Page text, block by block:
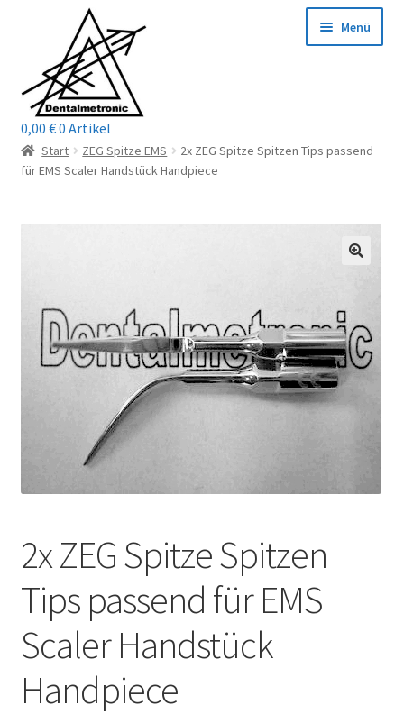
Navigation
springen
springen
Menü
Home
Reparaturservice
öffnen
0,00 €0 Artikel
Start ZEG Spitze EMS
2x ZEG Spitze Spitzen Tips passend
für EMS Scaler Handstück Handpiece
2x ZEG Spitze Spitzen
Tips passend für EMS
Scaler Handstück
Handpiece